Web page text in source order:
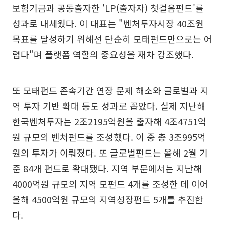
보험기금과 공동출자한 'LP(출자자) 첫걸음펀드'를
성과로 내세웠다. 이 대표는 "벤처투자시장 40조원
목표를 달성하기 위해선 단순히 모태펀드만으로는 어
렵다"며 플랫폼 역할의 중요성을 재차 강조했다.
또 모태펀드 존속기간 연장 문제 해소와 글로벌과 지
역 투자 기반 확대 등도 성과로 꼽았다. 실제 지난해
한국벤처투자는 2조2195억원을 출자해 4조4751억
원 규모의 벤처펀드를 조성했다. 이 중 총 3조995억
원의 투자가 이뤄졌다. 또 글로벌펀드는 올해 2월 기
준 84개 펀드로 확대됐다. 지역 부문에서는 지난해
4000억원 규모의 지역 모펀드 4개를 조성한 데 이어
올해 4500억원 규모의 지역성장펀드 5개를 추진한
다.